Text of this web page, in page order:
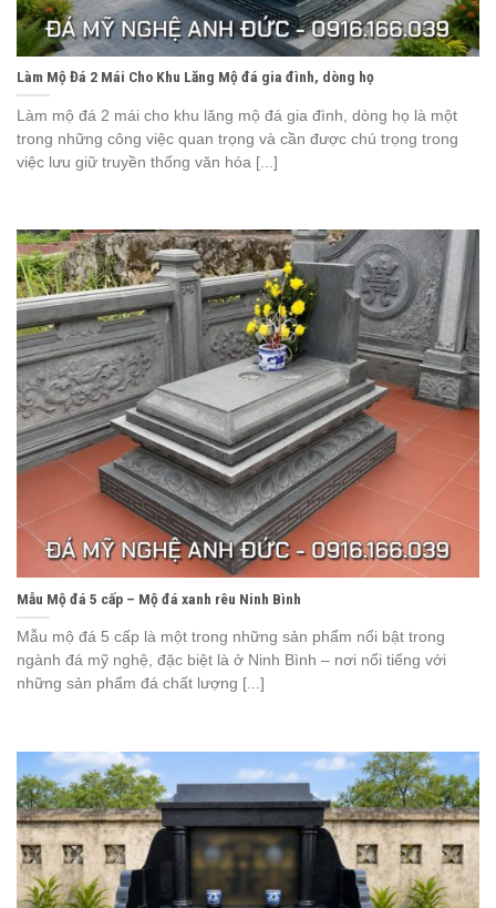
Làm Mộ Đá 2 Mái Cho Khu Lăng Mộ đá gia đình, dòng họ
Làm mộ đá 2 mái cho khu lăng mộ đá gia đình, dòng họ là một
trong những công việc quan trọng và cần được chú trọng trong
việc lưu giữ truyền thống văn hóa [...]
Mẫu Mộ đá 5 cấp – Mộ đá xanh rêu Ninh Bình
Mẫu mộ đá 5 cấp là một trong những sản phẩm nổi bật trong
ngành đá mỹ nghệ, đặc biệt là ở Ninh Bình – nơi nổi tiếng với
những sản phẩm đá chất lượng [...]